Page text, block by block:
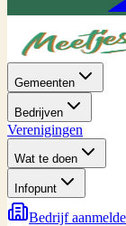
Gemeenten
Bedrijven
Verenigingen
Wat te doen
Infopunt
Bedrijf